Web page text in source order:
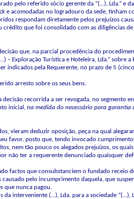
pelo referido sócio gerente da “(…), Lda.” e
e acomodadas no logradouro da sede, tinham
respondam diretamente pelos prejuízos
crédito que foi consolidado com as diligências
que, na parcial procedência do
– Exploração Turística e Hoteleira, Lda.” sobre
indicados pela Requerente, no prazo de 5
arresto sobre os seus bens.
recorrida a ser revogada, no
inicial, na medida do necessário para
vieram deduzir oposição, peça na qual
favor, posto que, tendo invocado
nem tão pouco os alegados prejuízos, os
não ter a requerente denunciado quaisquer
factos que consubstanciem o fundado receio
pelo incumprimento daquela, que
que nunca pagou.
da interveniente (…), Lda. para a sociedade